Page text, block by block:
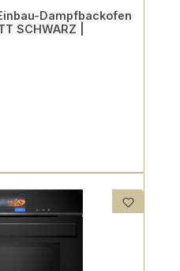
Dampfbackofen
SCHWARZ |